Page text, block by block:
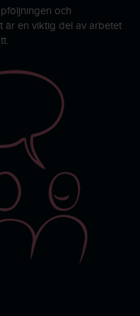
och
är en viktig del av arbetet